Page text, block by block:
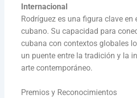
Internacional
Rodríguez es una figura clave en
cubano. Su capacidad para
cubana con contextos globales
un puente entre la tradición y la
arte contemporáneo.
Premios y Reconocimientos